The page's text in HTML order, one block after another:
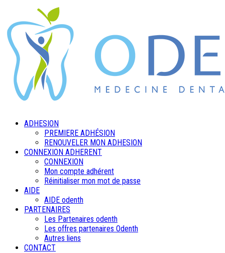
ADHESION
PREMIERE ADHÉSION
RENOUVELER MON ADHESION
CONNEXION ADHERENT
CONNEXION
Mon compte adhérent
Réinitialiser mon mot de passe
AIDE
AIDE odenth
PARTENAIRES
Les Partenaires odenth
Les offres partenaires Odenth
Autres liens
CONTACT